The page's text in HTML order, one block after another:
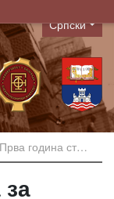
Language
Српски
Прва година студијског програма ЕР